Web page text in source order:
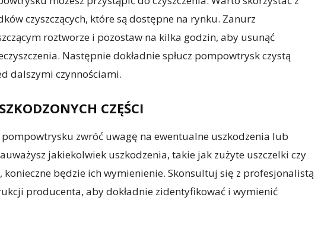
czyszczących, które są dostępne na rynku. Zanurz
roztworze i pozostaw na kilka godzin, aby usunąć
Następnie dokładnie spłucz pompowtrysk czystą
dalszymi czynnościami.
CZĘŚCI
zwróć uwagę na ewentualne uszkodzenia lub
jakiekolwiek uszkodzenia, takie jak zużyte uszczelki czy
konieczne będzie ich wymienienie. Skonsultuj się z profesjonalistą
producenta, aby dokładnie zidentyfikować i wymienić